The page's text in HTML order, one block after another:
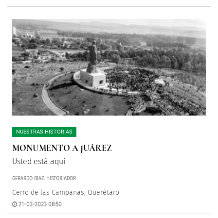
NUESTRAS HISTORIAS
MONUMENTO A JUÁREZ
Usted está aquí
GERARDO DÍAZ. HISTORIADOR
Cerro de las Campanas, Querétaro
21-03-2023 08:50